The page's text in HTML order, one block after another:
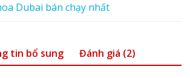
Dubai bán chạy nhất
tin bổ sung Đánh giá (2)